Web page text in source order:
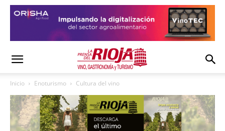
Inicio Enoturismo Cultura del vino